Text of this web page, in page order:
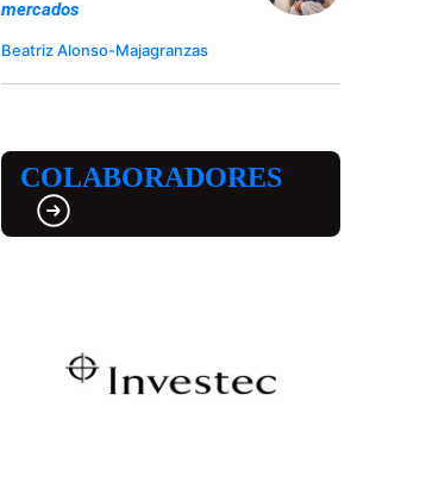
mercados
Beatriz Alonso-Majagranzas
COLABORADORES